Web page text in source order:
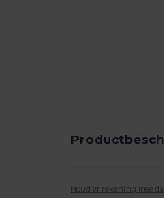
Houd er rekening mee